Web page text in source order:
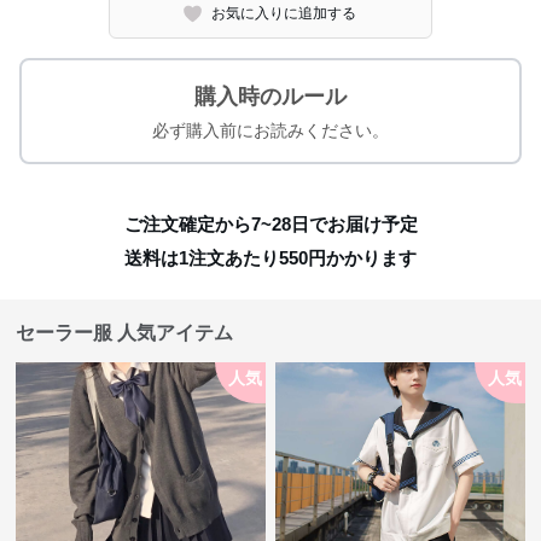
お気に入りに追加する
購入時のルール
必ず購入前にお読みください。
ご注文確定から7~28日でお届け予定
送料は1注文あたり550円かかります
セーラー服 人気アイテム
人気 人気